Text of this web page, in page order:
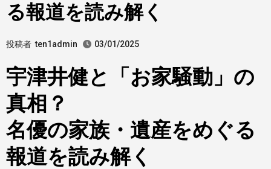
る報道を読み解く
投稿者 ten1admin 03/01/2025
宇津井健と「お家騒動」の
真相？
名優の家族・遺産をめぐる
報道を読み解く